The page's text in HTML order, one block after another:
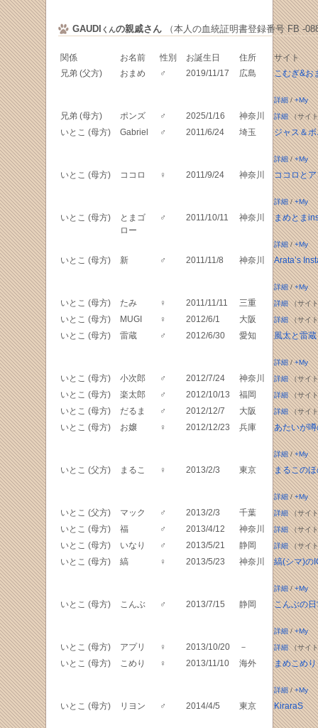
GAUDI くんの親戚さん（本人の血統証明書登録番号 FB -
関係 お名前 性別 お誕生日 住所
サイト
兄弟 (父方)
おまめ ♂ 2019/11/17 広島 こむぎ&お
詳細/+My
兄弟 (母方) ポンズ ♂ 2025/1/16 神奈川 詳細（サイ
いとこ (母方) Gabriel ♂ 2011/6/24 埼玉 ジャス＆
詳細/+My
いとこ (母方) ココロ ♀ 2011/9/24 神奈川 ココロとア
詳細/+My
いとこ (母方)
とまゴ
ロー
♂ 2011/10/11 神奈川 まめとま
詳細/+My
いとこ (母方) 新 ♂ 2011/11/8 神奈川 Arata’s
詳細/+My
いとこ (母方) たみ ♀ 2011/11/11 三重 詳細（サイ
いとこ (母方) MUGI ♀ 2012/6/1 大阪 詳細（サイ
いとこ (母方) 雷蔵 ♂ 2012/6/30 愛知 風太と雷
詳細/+My
いとこ (母方) 小次郎 ♂ 2012/7/24 神奈川 詳細（サイ
いとこ (母方) 楽太郎 ♂ 2012/10/13 福岡 詳細（サイ
いとこ (母方) だるま ♂ 2012/12/7 大阪 詳細（サイ
いとこ (母方) お嬢 ♀ 2012/12/23 兵庫 あたいが
詳細/+My
いとこ (父方) まるこ ♀ 2013/2/3 東京 まるこの
詳細/+My
いとこ (父方) マック ♂ 2013/2/3 千葉 詳細（サイ
いとこ (母方) 福 ♂ 2013/4/12 神奈川 詳細（サイ
いとこ (母方) いなり ♂ 2013/5/21 静岡 詳細（サイ
いとこ (母方) 縞 ♀ 2013/5/23 神奈川 縞(シマ)の
詳細/+My
いとこ (母方) こんぶ ♂ 2013/7/15 静岡 こんぶの日
詳細/+My
いとこ (母方) アプリ ♀ 2013/10/20 － 詳細（サイ
いとこ (母方) こめり ♀ 2013/11/10 海外 まめこめり
詳細/+My
いとこ (母方) リヨン ♂ 2014/4/5 東京 KiraraS